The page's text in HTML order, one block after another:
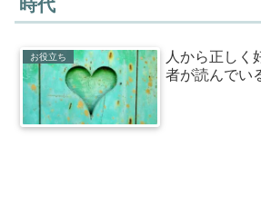
時代
お役立ち
人から正しく
者が読んでい